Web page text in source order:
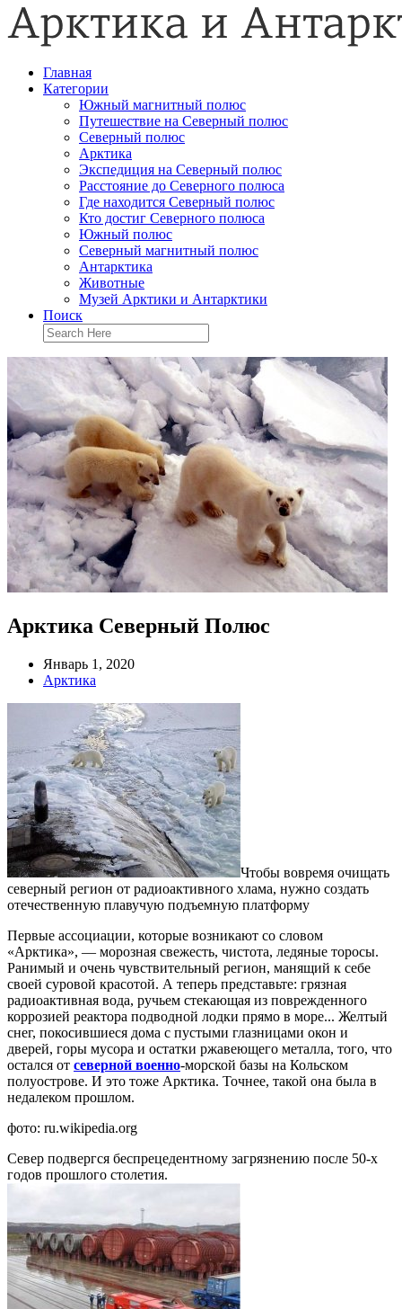
Главная
Категории
Южный магнитный полюс
Путешествие на Северный полюс
Северный полюс
Арктика
Экспедиция на Северный полюс
Расстояние до Северного полюса
Где находится Северный полюс
Кто достиг Северного полюса
Южный полюс
Северный магнитный полюс
Антарктика
Животные
Музей Арктики и Антарктики
Поиск
Арктика Северный Полюс
Январь 1, 2020
Арктика
Чтобы вовремя очищать
северный регион от радиоактивного хлама, нужно создать
отечественную плавучую подъемную платформу
Первые ассоциации, которые возникают со словом
«Арктика», — морозная свежесть, чистота, ледяные торосы.
Ранимый и очень чувствительный регион, манящий к себе
своей суровой красотой. А теперь представьте: грязная
радиоактивная вода, ручьем стекающая из поврежденного
коррозией реактора подводной лодки прямо в море... Желтый
снег, покосившиеся дома с пустыми глазницами окон и
дверей, горы мусора и остатки ржавеющего металла, того, что
остался от северной военно-морской базы на Кольском
полуострове. И это тоже Арктика. Точнее, такой она была в
недалеком прошлом.
фото: ru.wikipedia.org
Север подвергся беспрецедентному загрязнению после 50-х
годов прошлого столетия.